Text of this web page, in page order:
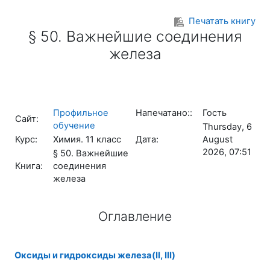
Печатать книгу
§ 50. Важнейшие соединения
железа
Сайт:
Профильное
обучение
Курс:
Химия. 11 класс
Книга:
§ 50. Важнейшие
соединения
железа
Напечатано:: Гость
Дата:
Thursday, 6
August
2026, 07:51
Оглавление
Оксиды и гидроксиды железа(II, III)